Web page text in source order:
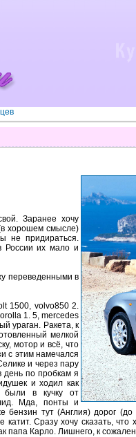
Заранее хочу
хорошем смысле)
не придираться.
России их мало и
переведенными в
1500, volvo850 2.
1. 5, mercedes
ураган. Ракета, к
мелкой
мотор и всё, что
с этим намечался
и через пару
день по пробкам я
и ходил как
были в кучку от
Мда, понты и
бензин тут (Англия) дорог
Сразу хочу сказать,
Карло. Лишнего, к